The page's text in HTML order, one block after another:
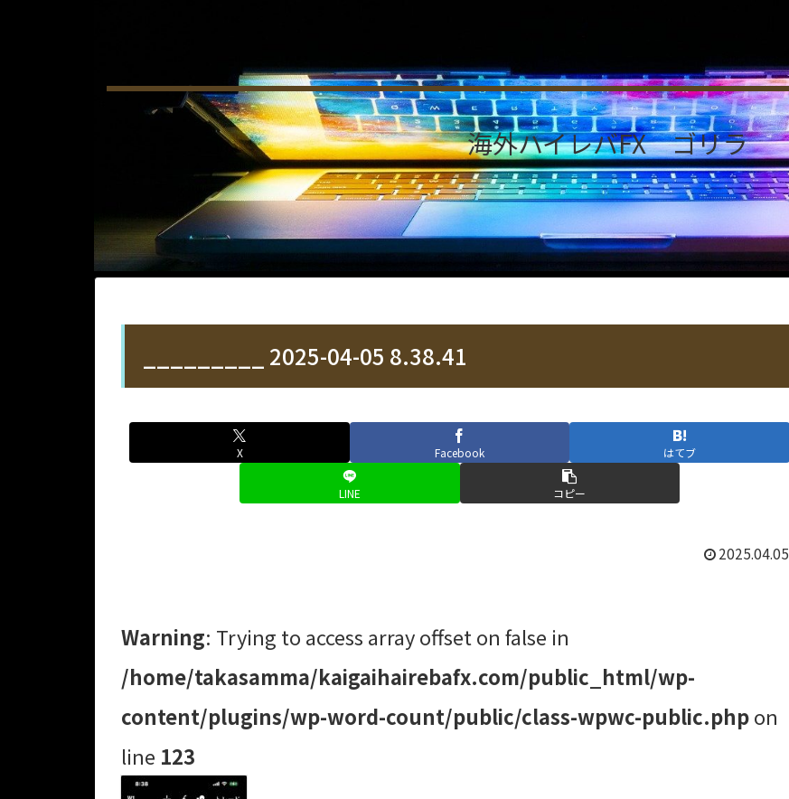
海外ハイレバFX ゴリラ
_________ 2025-04-05 8.38.41
X Facebook はてブ
LINE コピー
2025.04.05
Warning: Trying to access array offset on false in
/home/takasamma/kaigaihairebafx.com/public_html/wp-
content/plugins/wp-word-count/public/class-wpwc-public.phpon
line 123